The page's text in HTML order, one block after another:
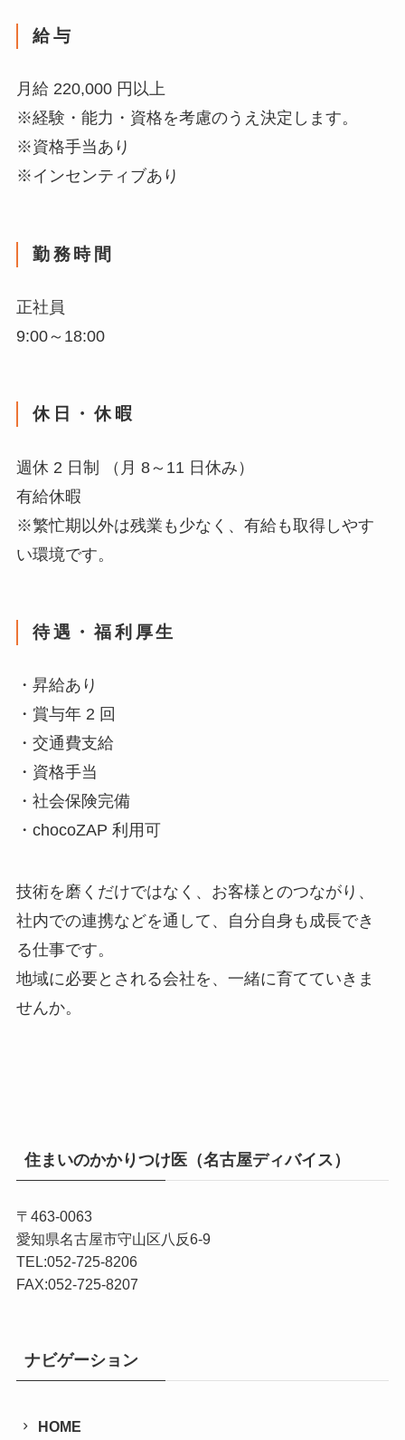
給与
月給 220,000 円以上
※経験・能力・資格を考慮のうえ決定します。
※資格手当あり
※インセンティブあり
勤務時間
正社員
9:00～18:00
休日・休暇
週休 2 日制 （月 8～11 日休み）
有給休暇
※繁忙期以外は残業も少なく、有給も取得しやす
い環境です。
待遇・福利厚生
・昇給あり
・賞与年 2 回
・交通費支給
・資格手当
・社会保険完備
・chocoZAP 利用可
技術を磨くだけではなく、お客様とのつながり、
社内での連携などを通して、自分自身も成長でき
る仕事です。
地域に必要とされる会社を、一緒に育てていきま
せんか。
住まいのかかりつけ医（名古屋ディバイス）
〒463-0063
愛知県名古屋市守山区八反6-9
TEL:052-725-8206
FAX:052-725-8207
ナビゲーション
HOME